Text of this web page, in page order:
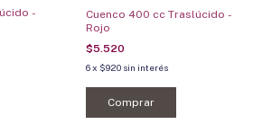
-
Cuenco 400 cc Traslúcido -
Rojo
$5.520
6 x $920 sin interés
Comprar